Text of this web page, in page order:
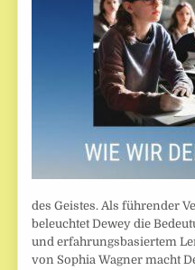
des Geistes. Als führender
beleuchtet Dewey die
und erfahrungsbasiertem
von Sophia Wagner macht